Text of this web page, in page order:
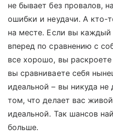
не бывает без провалов,
ошибки и неудачи. А кто-
на месте. Если вы
вперед по сравнению с
все хорошо, вы
вы сравниваете себя
идеальной – вы никуда
том, что делает вас
идеальной. Так шансов
больше.